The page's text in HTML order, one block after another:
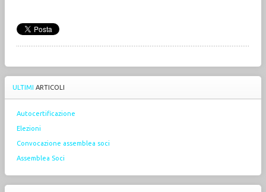
ULTIMI ARTICOLI
Autocertificazione
Elezioni
Convocazione assemblea soci
Assemblea Soci